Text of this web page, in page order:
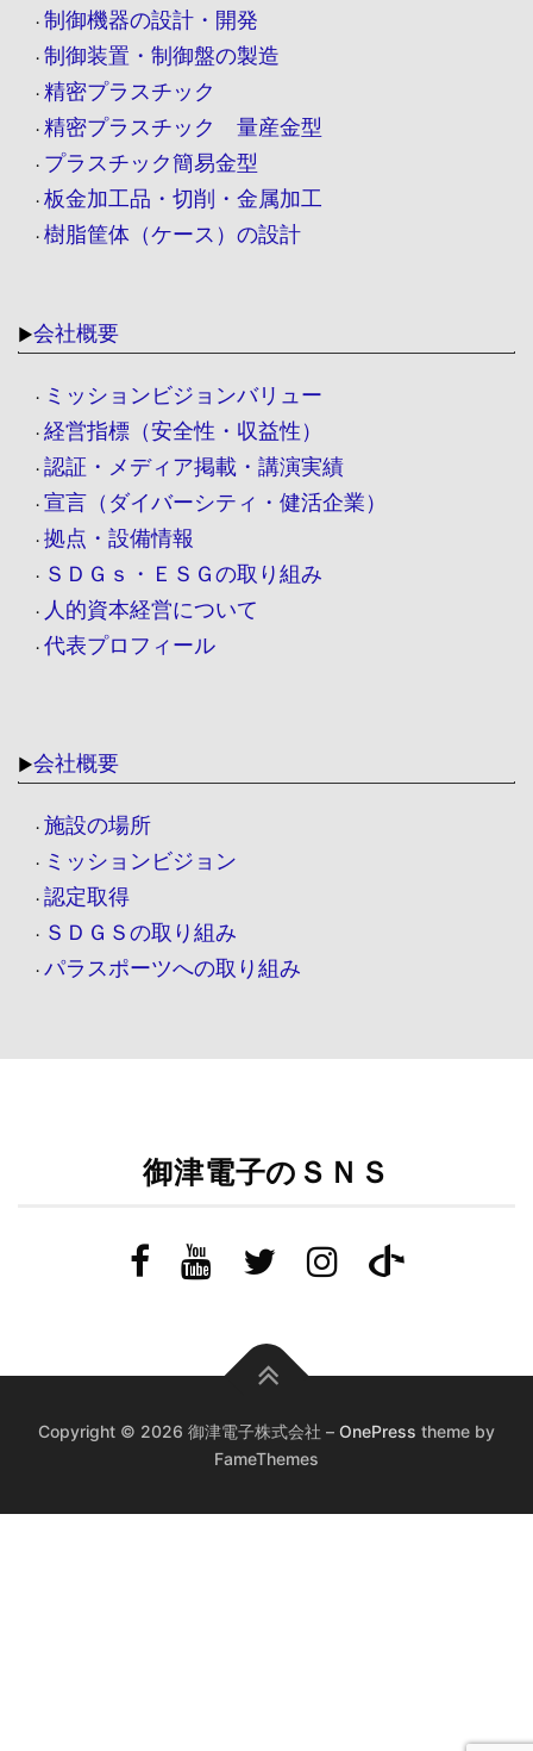
・ 制御機器の設計・開発
・ 制御装置・制御盤の製造
・ 精密プラスチック
・ 精密プラスチック 量産金型
・ プラスチック簡易金型
・ 板金加工品・切削・金属加工
・ 樹脂筐体（ケース）の設計
▶会社概要
・ ミッションビジョンバリュー
・ 経営指標（安全性・収益性）
・ 認証・メディア掲載・講演実績
・ 宣言（ダイバーシティ・健活企業）
・ 拠点・設備情報
・ ＳＤＧｓ・ＥＳＧの取り組み
・ 人的資本経営について
・ 代表プロフィール
▶会社概要
・ 施設の場所
・ ミッションビジョン
・ 認定取得
・ ＳＤＧＳの取り組み
・ パラスポーツへの取り組み
御津電子のＳＮＳ
Copyright © 2026 御津電子株式会社 – OnePress theme by
FameThemes